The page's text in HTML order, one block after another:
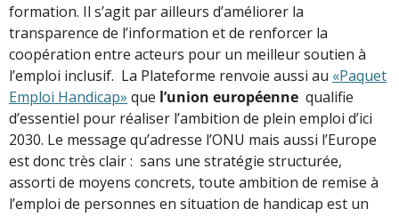
formation. Il s’agit par ailleurs d’améliorer la
transparence de l’information et de renforcer la
coopération entre acteurs pour un meilleur soutien à
l’emploi inclusif. La Plateforme renvoie aussi au «Paquet
Emploi Handicap» que l’union européenne qualifie
d’essentiel pour réaliser l’ambition de plein emploi d’ici
2030. Le message qu’adresse l’ONU mais aussi l’Europe
est donc très clair : sans une stratégie structurée,
assorti de moyens concrets, toute ambition de remise à
l’emploi de personnes en situation de handicap est un